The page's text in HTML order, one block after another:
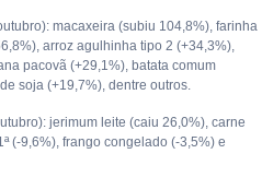
macaxeira (subiu 104,8%), farinha
arroz agulhinha tipo 2 (+34,3%),
pacovã (+29,1%), batata comum
soja (+19,7%), dentre outros.
jerimum leite (caiu 26,0%), carne
(-9,6%), frango congelado (-3,5%) e